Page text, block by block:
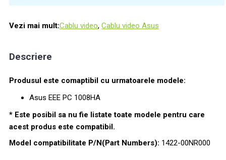
Vezi mai mult:Cablu video, Cablu video Asus
Descriere
Produsul este comaptibil cu urmatoarele modele:
Asus EEE PC 1008HA
* Este posibil sa nu fie listate toate modele pentru care
acest produs este compatibil.
Model compatibilitate P/N(Part Numbers): 1422-00NR000